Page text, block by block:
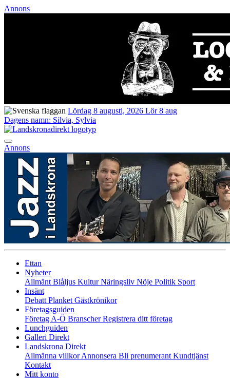
Annons
Lördag 8 augusti, 2026 Lör 8 aug
Dagens namn: Silvia, Sylvia
Annons
Ettan
Nyheter
Allmänt Blåljus KulturNäringsliv Nöje Politik Sport
Insänt
Debatt Planket Gästkrönikor
Företagsguiden
Företag A-Ö BranscherRegistrera ditt företag
Lunchguiden
Galleri Direkt
Landskrona Direkt
Allmänna villkorAnnonsera Bli prenumerant Kundtjänst
Kontakt
Mitt konto